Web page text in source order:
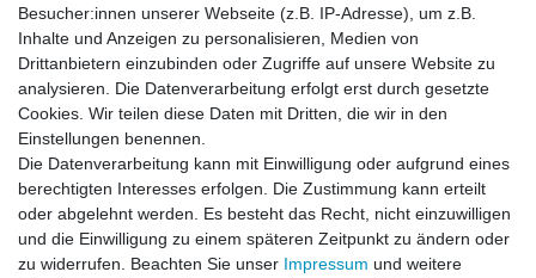
Besucher:innen unserer Webseite (z.B. IP-Adresse), um z.B.
Inhalte und Anzeigen zu personalisieren, Medien von
Drittanbietern einzubinden oder Zugriffe auf unsere Website zu
analysieren. Die Datenverarbeitung erfolgt erst durch gesetzte
Cookies. Wir teilen diese Daten mit Dritten, die wir in den
Einstellungen benennen.
Die Datenverarbeitung kann mit Einwilligung oder aufgrund eines
berechtigten Interesses erfolgen. Die Zustimmung kann erteilt
oder abgelehnt werden. Es besteht das Recht, nicht einzuwilligen
und die Einwilligung zu einem späteren Zeitpunkt zu ändern oder
zu widerrufen. Beachten Sie unser Impressum und weitere
Impressum Daten­schutz­erklärung AGB
Barrierefreiheitserklärung
Vertrag widerrufen Kontakt
Besucher:innen unserer Webseite (z.B. IP-Adresse), um z.B.
Inhalte und Anzeigen zu personalisieren, Medien von
Drittanbietern einzubinden oder Zugriffe auf unsere Website zu
analysieren. Die Datenverarbeitung erfolgt erst durch gesetzte
Cookies. Wir teilen diese Daten mit Dritten, die wir in den
Einstellungen benennen.
Die Datenverarbeitung kann mit Einwilligung oder aufgrund eines
berechtigten Interesses erfolgen. Die Zustimmung kann erteilt
oder abgelehnt werden. Es besteht das Recht, nicht einzuwilligen
und die Einwilligung zu einem späteren Zeitpunkt zu ändern oder
zu widerrufen. Beachten Sie unser Impressum und weitere